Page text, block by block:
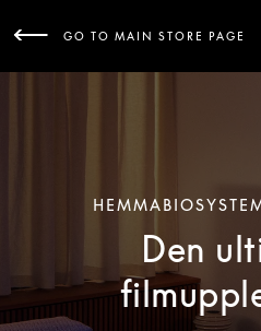
GO TO MAIN STORE PAGE
Den